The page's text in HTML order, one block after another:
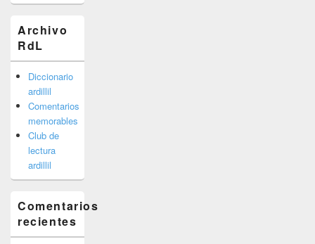
Archivo
RdL
Diccionario
ardillil
Comentarios
memorables
Club de
lectura
ardillil
Comentarios
recientes